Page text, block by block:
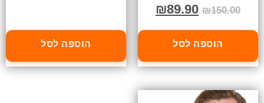
₪150.00
₪89.90
הוספה לסל הוספה לסל